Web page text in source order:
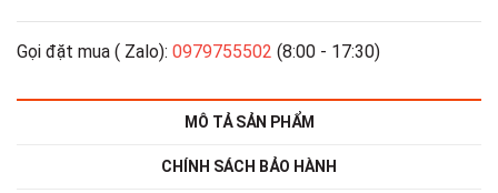
Gọi đặt mua ( Zalo): 0979755502 (8:00 - 17:30)
MÔ TẢ SẢN PHẨM
CHÍNH SÁCH BẢO HÀNH